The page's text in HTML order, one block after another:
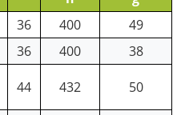
36 400
49
36 400 38
44 432 50